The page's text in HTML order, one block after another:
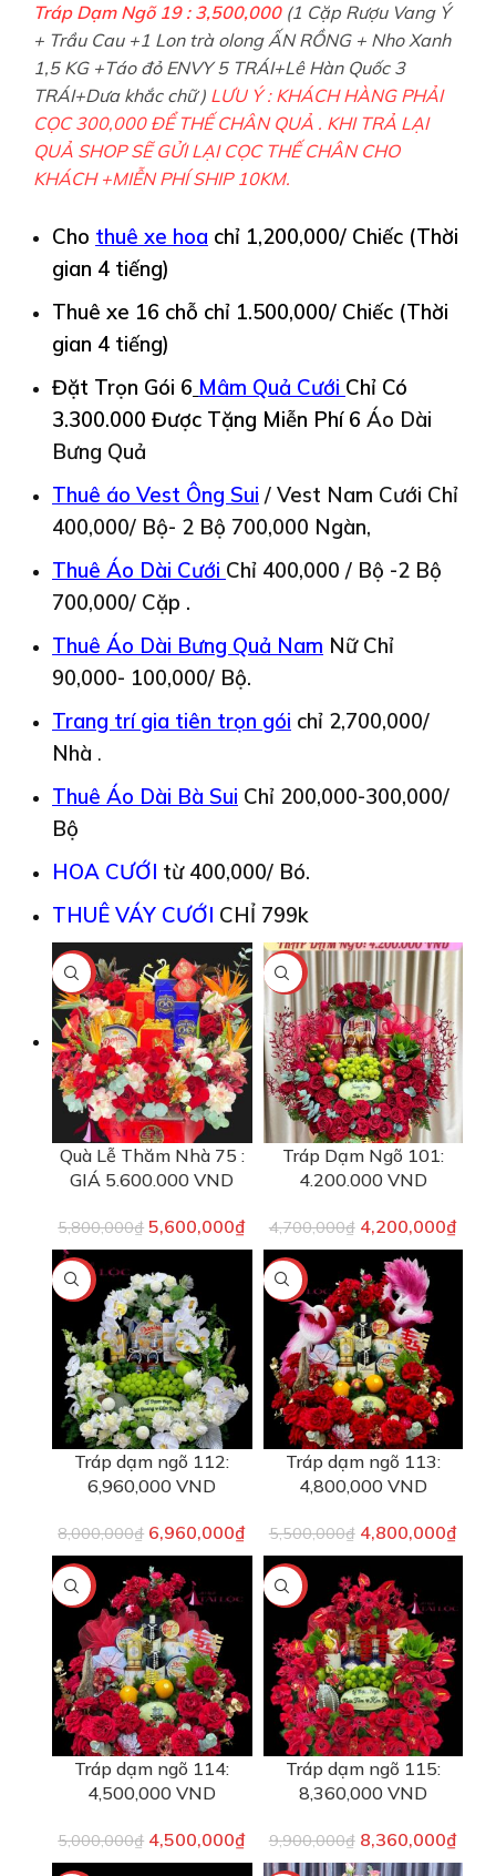
Tráp Dạm Ngõ 19 : 3,500,000(1 Cặp Rượu Vang Ý
+ Trầu Cau +1 Lon trà olong ẤN RỒNG + Nho Xanh
1,5 KG +Táo đỏ ENVY 5 TRÁI+Lê Hàn Quốc 3
TRÁI+Dưa khắc chữ ) LƯU Ý : KHÁCH HÀNG PHẢI
CỌC 300,000 ĐỂ THẾ CHÂN QUẢ . KHI TRẢ LẠI
QUẢ SHOP SẼ GỬI LẠI CỌC THẾ CHÂN CHO
KHÁCH +MIỄN PHÍ SHIP 10KM.
Cho thuê xe hoa chỉ 1,200,000/ Chiếc (Thời
gian 4 tiếng)
Thuê xe 16 chỗ chỉ 1.500,000/ Chiếc (Thời
gian 4 tiếng)
Đặt Trọn Gói 6 Mâm Quả Cưới Chỉ Có
3.300.000 Được Tặng Miễn Phí 6 Áo Dài
Bưng Quả
Thuê áo Vest Ông Sui / Vest Nam Cưới Chỉ
400,000/ Bộ- 2 Bộ 700,000 Ngàn,
Thuê Áo Dài Cưới Chỉ 400,000 / Bộ -2 Bộ
700,000/ Cặp .
Thuê Áo Dài Bưng Quả Nam Nữ Chỉ
90,000- 100,000/ Bộ.
Trang trí gia tiên trọn gói chỉ 2,700,000/
Nhà .
Thuê Áo Dài Bà Sui Chỉ 200,000-300,000/
Bộ
HOA CƯỚI từ 400,000/ Bó.
THUÊ VÁY CƯỚI CHỈ 799k
-3%
Quà Lễ Thăm Nhà 75 :
GIÁ 5.600.000 VND
5,800,000₫ 5,600,000₫
-11%
Tráp Dạm Ngõ 101:
4.200.000 VND
4,700,000₫ 4,200,000₫
-13%
Tráp dạm ngõ 112:
6,960,000 VND
8,000,000₫ 6,960,000₫
-13%
Tráp dạm ngõ 113:
4,800,000 VND
5,500,000₫ 4,800,000₫
-10%
Tráp dạm ngõ 114:
4,500,000 VND
5,000,000₫ 4,500,000₫
-16%
Tráp dạm ngõ 115:
8,360,000 VND
9,900,000₫ 8,360,000₫